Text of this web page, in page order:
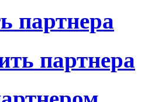
партнера
партнера